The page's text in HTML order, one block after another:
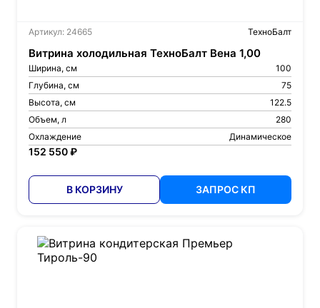
Артикул: 24665 ТехноБалт
Витрина холодильная ТехноБалт Вена 1,00
Ширина, см
100
Глубина, см
75
Высота, см
122.5
Объем, л
280
Охлаждение
Динамическое
152 550 ₽
В КОРЗИНУ ЗАПРОС КП